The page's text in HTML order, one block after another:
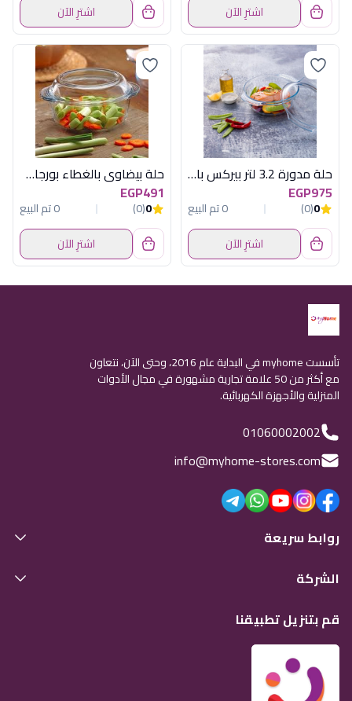
اشترِ الآن
اشترِ الآن
حلة مدورة 3.2 لتر بيركس بالعلبة
EGP975
0
(0)
0 تم البيع
اشترِ الآن
حلة بيضاوى بالغطاء بورجام باشابتشى
EGP491
0
(0)
0 تم البيع
اشترِ الآن
تأسست myhome في البداية عام 2016، وحتى الآن، نتعاون
مع أكثر من 50 علامة تجارية مشهورة في مجال الأدوات
المنزلية والأجهزة الكهربائية.
01060002002
info@myhome-stores.com
روابط سريعة
الشركة
قم بتنزيل تطبيقنا